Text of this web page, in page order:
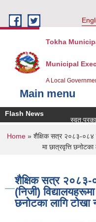
Tokha
Municipal
A Local
Main menu
Flash News
You are here
Home» शैक्षिक सत्र २०८३-०८४
मा छात्रवृत्ति
शैक्षिक सत्र २०८३-
(निजी)
छनोटका लागि